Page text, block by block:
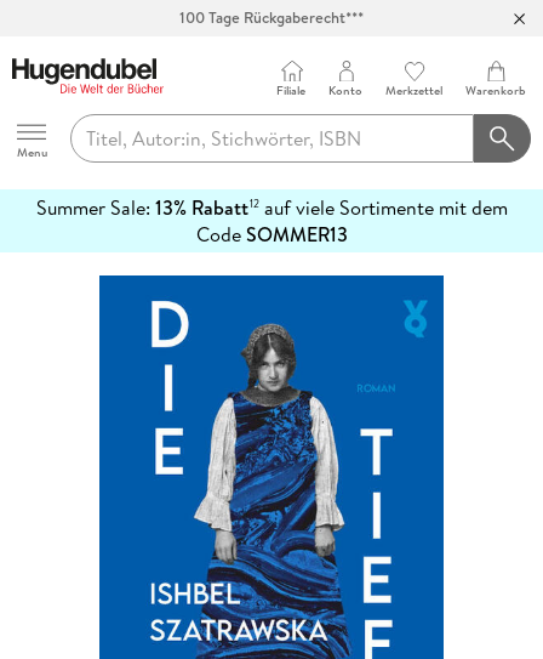
100 Tage Rückgaberecht***
Hugendubel
Menu
Filiale Konto Merkzettel Warenkorb
Summer Sale: 13% Rabatt12auf viele Sortimente mit dem
CodeSOMMER13
erfahren